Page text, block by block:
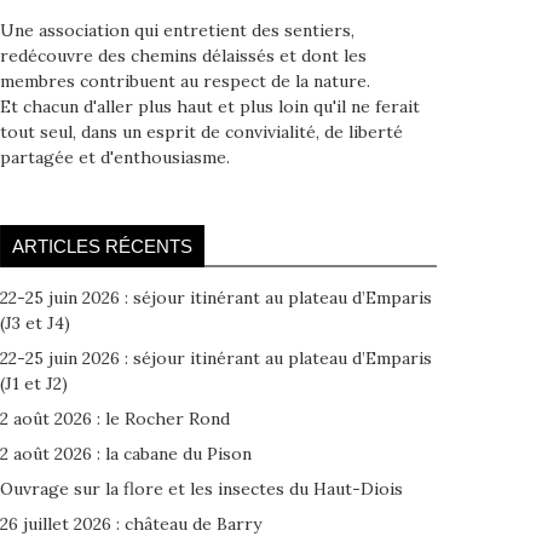
Une association qui entretient des sentiers,
redécouvre des chemins délaissés et dont les
membres contribuent au respect de la nature.
Et chacun d'aller plus haut et plus loin qu'il ne ferait
tout seul, dans un esprit de convivialité, de liberté
partagée et d'enthousiasme.
ARTICLES RÉCENTS
22-25 juin 2026 : séjour itinérant au plateau d’Emparis
(J3 et J4)
22-25 juin 2026 : séjour itinérant au plateau d’Emparis
(J1 et J2)
2 août 2026 : le Rocher Rond
2 août 2026 : la cabane du Pison
Ouvrage sur la flore et les insectes du Haut-Diois
26 juillet 2026 : château de Barry